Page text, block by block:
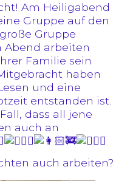
Am Heiligabend
Gruppe auf den
Gruppe
Abend arbeiten
Familie sein
haben
und eine
entstanden ist.
dass all jene
auch an
auch arbeiten?